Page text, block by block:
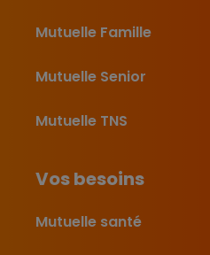
Mutuelle Famille
Mutuelle Senior
Mutuelle TNS
Vos besoins
Mutuelle santé